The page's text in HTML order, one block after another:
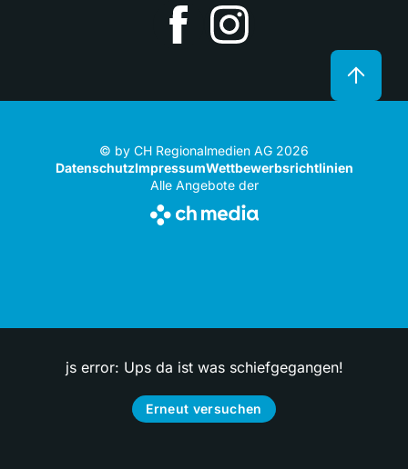
© by CH Regionalmedien AG 2026
DatenschutzImpressumWettbewerbsrichtlinien
Alle Angebote der
js error: Ups da ist was schiefgegangen!
Erneut versuchen